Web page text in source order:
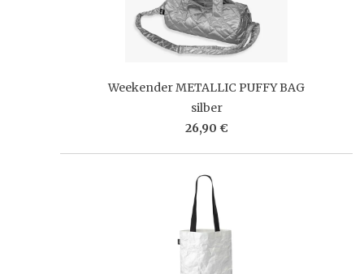
Weekender METALLIC PUFFY BAG
silber
26,90 €